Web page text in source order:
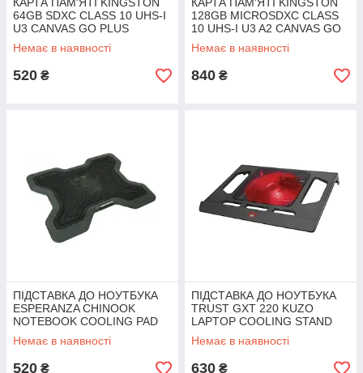
64GB SDXC CLASS 10 UHS-I
U3 CANVAS GO PLUS
(SDG3/64GB)
Немає в наявності
520 ₴
128GB MICROSDXC CLASS
10 UHS-I U3 A2 CANVAS GO
PLUS (SDCG3/128GB)
Немає в наявності
840 ₴
ПІДСТАВКА ДО НОУТБУКА
ESPERANZA CHINOOK
NOTEBOOK COOLING PAD
TO SIZE 15.6" (EA109)
Немає в наявності
520 ₴
ПІДСТАВКА ДО НОУТБУКА
TRUST GXT 220 KUZO
LAPTOP COOLING STAND
(20159)
Немає в наявності
630 ₴